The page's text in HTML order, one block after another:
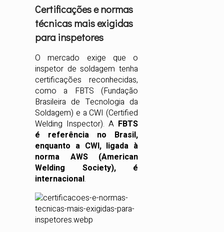
Certificações e normas
técnicas mais exigidas
para inspetores
O mercado exige que o
inspetor de soldagem tenha
certificações reconhecidas,
como a FBTS (Fundação
Brasileira de Tecnologia da
Soldagem) e a CWI (Certified
Welding Inspector). A FBTS
é referência no Brasil,
enquanto a CWI, ligada à
norma AWS (American
Welding Society), é
internacional.